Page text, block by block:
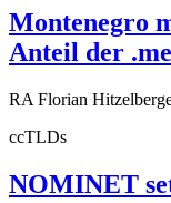
Montenegro
Anteil der
RA Florian
ccTLDs
NOMINET